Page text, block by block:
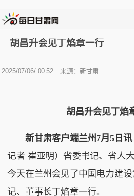
胡昌升会见丁焰章一行
2025/07/06/ 00:52 来源：新甘肃
胡昌升会见丁焰
新甘肃客户端兰州7月5日讯
记者 崔亚明）省委书记、省人
今天在兰州会见了中国电力建
记、董事长丁焰章一行。